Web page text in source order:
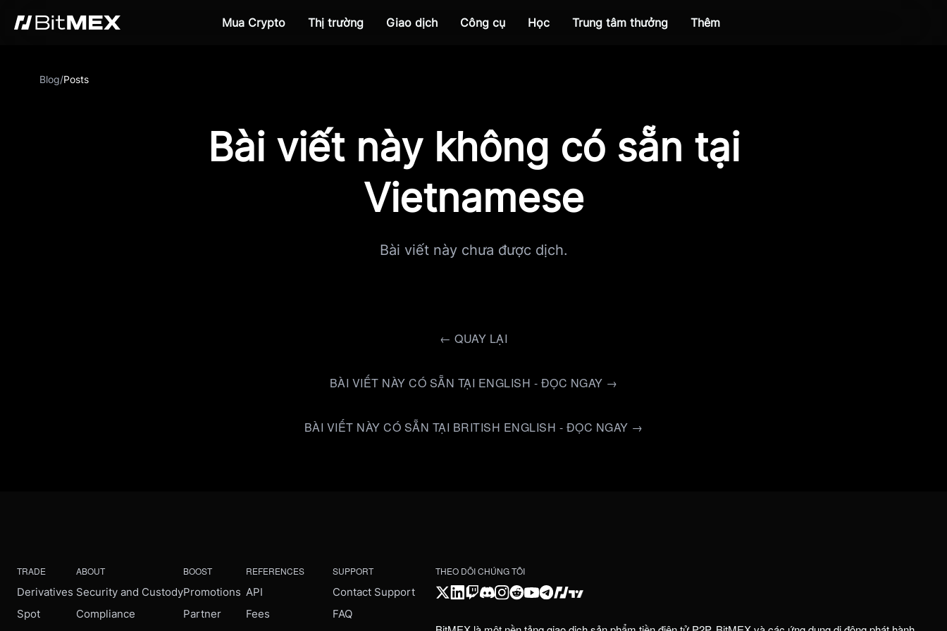
Mua Crypto Thị trường Giao dịch Công cụ Học Trung tâm thưởng Thêm
Blog/Posts
Bài viết này không có sẵn tại
Vietnamese
Bài viết này chưa được dịch.
← QUAY LẠI
BÀI VIẾT NÀY CÓ SẴN TẠI ENGLISH - ĐỌC NGAY →
BÀI VIẾT NÀY CÓ SẴN TẠI BRITISH ENGLISH - ĐỌC NGAY →
TRADE
Derivatives
Spot
ABOUT
Security and Custody
Compliance
BOOST
Promotions
Partner
REFERENCES
API
Fees
SUPPORT
Contact Support
FAQ
THEO DÕI CHÚNG TÔI